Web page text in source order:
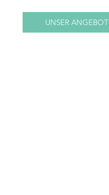
UNSER ANGEBOT